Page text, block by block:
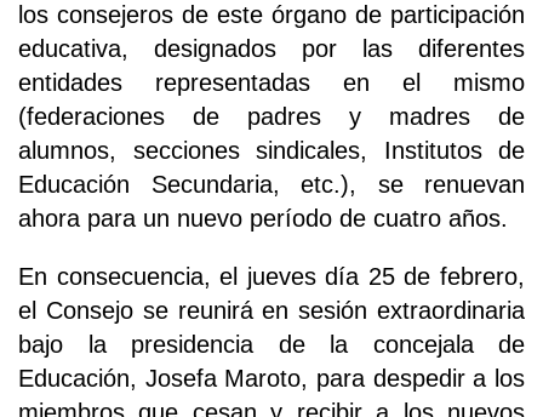
los consejeros de este órgano de participación
educativa, designados por las diferentes
entidades representadas en el mismo
(federaciones de padres y madres de
alumnos, secciones sindicales, Institutos de
Educación Secundaria, etc.), se renuevan
ahora para un nuevo período de cuatro años.
En consecuencia, el jueves día 25 de febrero,
el Consejo se reunirá en sesión extraordinaria
bajo la presidencia de la concejala de
Educación, Josefa Maroto, para despedir a los